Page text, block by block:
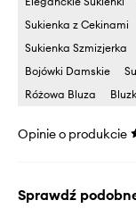
Sukienka z Cekinami
Sukienka Szmizjerka
Bojówki Damskie
Różowa Bluza
Opinie o produkcie
Sprawdź